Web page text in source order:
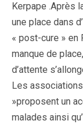
Kerpape .Après
une place dans
« post-cure » en
manque de
d’attente
Les
»proposent un
malades ainsi